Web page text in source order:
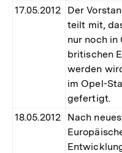
17.05.2012
Der
teilt mit,
nur noch in
britischen
werden
im Opel-
gefertigt.
18.05.2012
Nach